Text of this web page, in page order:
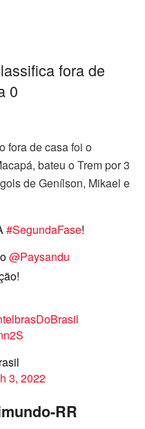
fora de
0
fora de casa foi o
bateu o Trem por 3
de Genílson, Mikael e
#SegundaFase!
@Paysandu
3, 2022
RR